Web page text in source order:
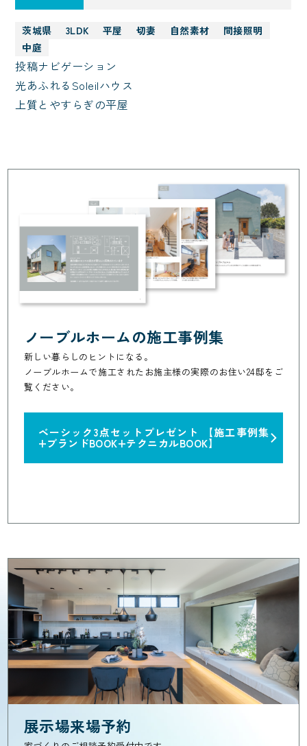
茨城県 3LDK 平屋 切妻 自然素材
間接照明
中庭
投稿ナビゲーション
光あふれるSoleilハウス
上質とやすらぎの平屋
ノーブルホームの施工事例集
新しい暮らしのヒントになる。
ノーブルホームで施工されたお施主様の実際のお住い24邸をご
覧ください。
ベーシック3点セットプレゼント 【施工事例集
+ブランドBOOK+テクニカルBOOK】
展示場来場予約